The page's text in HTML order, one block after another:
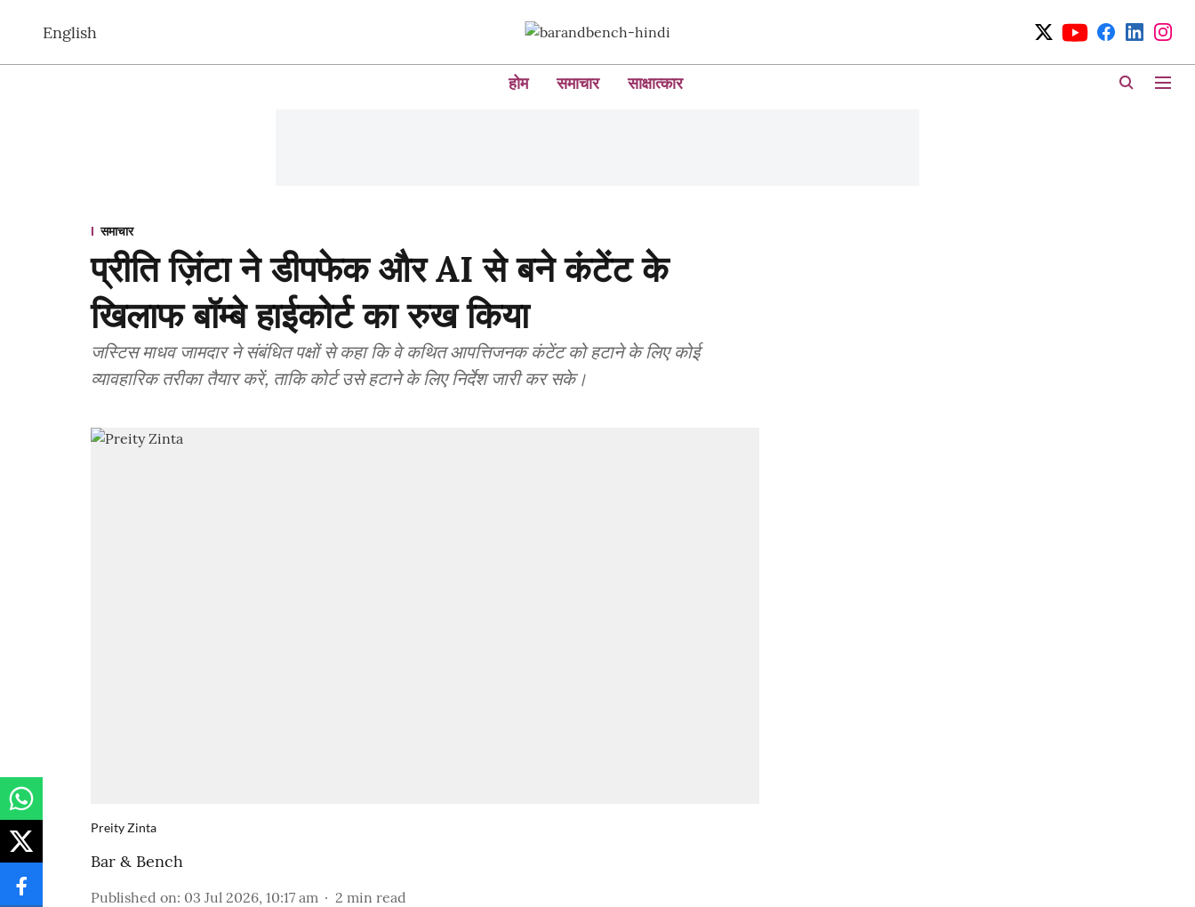
English
होम समाचार साक्षात्कार
समाचार
प्रीति ज़िंटा ने डीपफेक और AI से बने कंटेंट के
खिलाफ बॉम्बे हाईकोर्ट का रुख किया
जस्टिस माधव जामदार ने संबंधित पक्षों से कहा कि वे कथित आपत्तिजनक कंटेंट को हटाने के लिए कोई
व्यावहारिक तरीका तैयार करें, ताकि कोर्ट उसे हटाने के लिए निर्देश जारी कर सके।
Preity Zinta
Bar & Bench
Published on: 03 Jul 2026, 10:17 am 2 min read